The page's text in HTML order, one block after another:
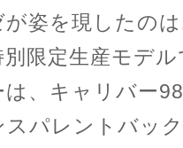
が姿を現したの
限定生産モデ
は、キャリバー
スパレントバッ